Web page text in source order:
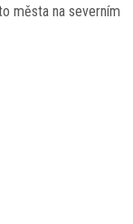
města na severním